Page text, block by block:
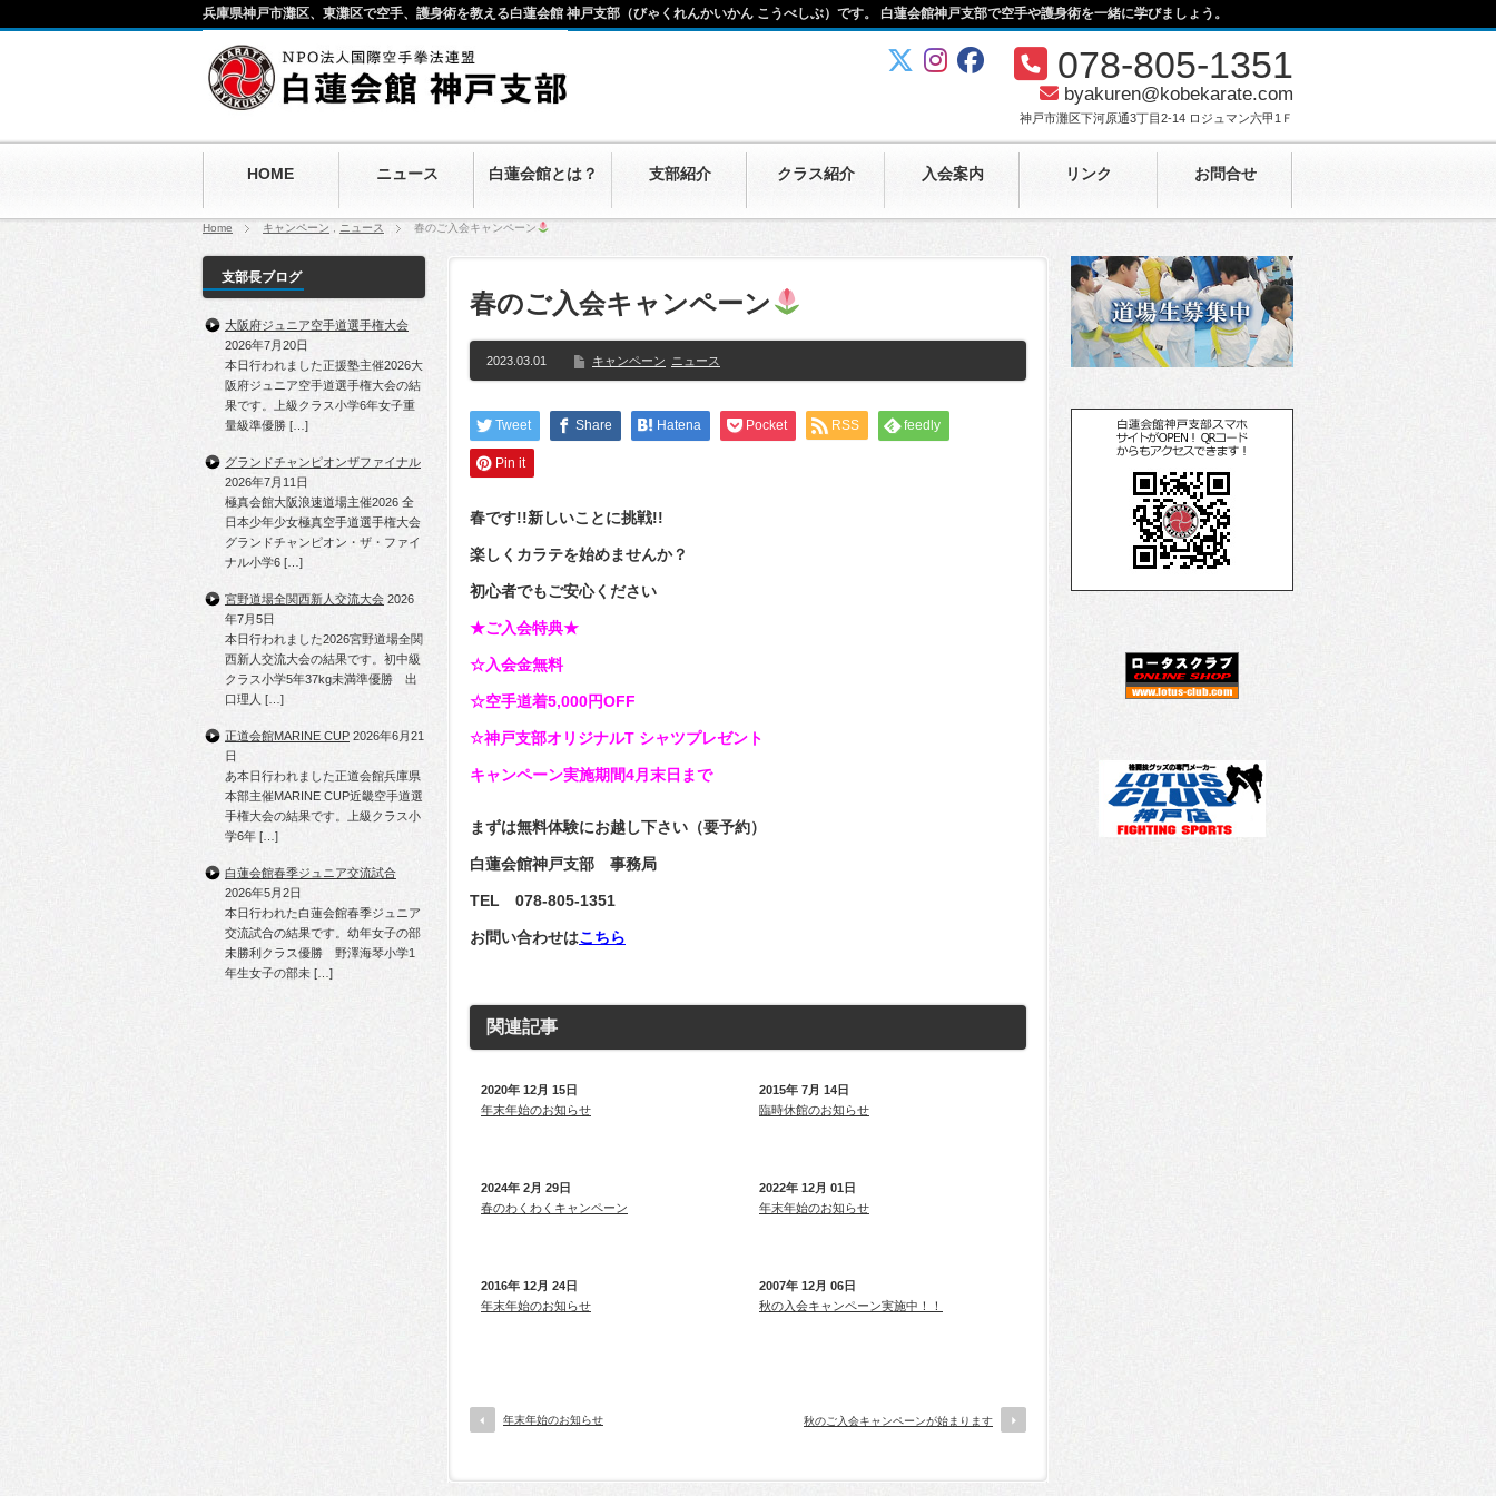
HOME ニュース 白蓮会館とは？ 支部紹介 クラス紹介 入会案内 リンク お問合せ
078-805-1351
byakuren@kobekarate.com
神戸市灘区下河原通3丁目2-14 ロジュマン六甲1Ｆ
兵庫県神戸市灘区、東灘区で空手、護身術を教える白蓮会館 神戸支部（びゃくれんかいかん こうべしぶ）です。 白蓮会館神戸支部で空手や護身術を一緒に学びましょう。
Home キャンペーン ニュース 春のご入会キャンペーン
春のご入会キャンペーン
2023.03.01 キャンペーン ニュース
Tweet Share Hatena Pocket RSS feedly
Pin it
春です!!新しいことに挑戦!!
楽しくカラテを始めませんか？
初心者でもご安心ください
★ご入会特典★
☆入会金無料
☆空手道着5,000円OFF
☆神戸支部オリジナルT シャツプレゼント
キャンペーン実施期間4月末日まで
まずは無料体験にお越し下さい（要予約）
白蓮会館神戸支部 事務局
TEL 078-805-1351
お問い合わせはこちら
関連記事
2020年 12月 15日
年末年始のお知らせ
2015年 7月 14日
臨時休館のお知らせ
2024年 2月 29日
春のわくわくキャンペーン
2022年 12月 01日
年末年始のお知らせ
2016年 12月 24日
年末年始のお知らせ
2007年 12月 06日
秋の入会キャンペーン実施中！！
年末年始のお知らせ 秋のご入会キャンペーンが始まります
支部長ブログ
大阪府ジュニア空手道選手権大会
2026年7月20日
本日行われました正援塾主催2026大
阪府ジュニア空手道選手権大会の結
果です。上級クラス小学6年女子重
量級準優勝 […]
グランドチャンピオンザファイナル
2026年7月11日
極真会館大阪浪速道場主催2026 全
日本少年少女極真空手道選手権大会
グランドチャンピオン・ザ・ファイ
ナル小学6 […]
宮野道場全関西新人交流大会 2026
年7月5日
本日行われました2026宮野道場全関
西新人交流大会の結果です。初中級
クラス小学5年37kg未満準優勝 出
口理人 […]
正道会館MARINE CUP 2026年6月21
日
あ本日行われました正道会館兵庫県
本部主催MARINE CUP近畿空手道選
手権大会の結果です。上級クラス小
学6年 […]
白蓮会館春季ジュニア交流試合
2026年5月2日
本日行われた白蓮会館春季ジュニア
交流試合の結果です。幼年女子の部
未勝利クラス優勝 野澤海琴小学1
年生女子の部未 […]